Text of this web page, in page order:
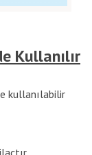
Kullanılır
kullanılabilir